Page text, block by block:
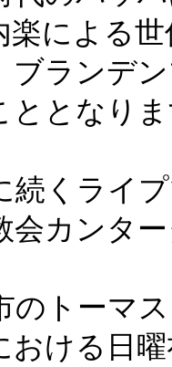
楽による
ブランデ
ととなり
続くライ
会カンタ
のトーマ
おける日